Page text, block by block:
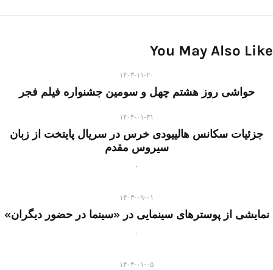
You May Also Like
۱۴۰۳-۱۱-۲۰
حواشی روز هشتم چهل و سومین جشنواره فیلم فجر
۱۴۰۴-۰۱-۳۱
جزئیات سکانس هالییودی خرس در سریال پایتخت از زبان
سیروس مقدم
۱۴۰۳-۰۹-۰۱
نمایشی از پوسترهای سینمایی در «سینما در حضور دیگران»
۱۴۰۴-۰۱-۰۵